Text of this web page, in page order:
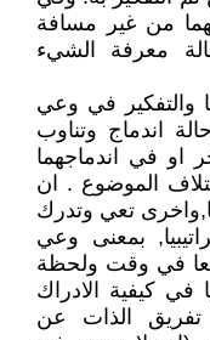
من غير مسافة
معرفة الشيء
والتفكير في وعي
اندماج وتناوب
او في اندماجهما
الموضوع . ان
تعي وتدرك
بمعنى وعي
في وقت ولحظة
كيفية الادراك
تفريق الذات عن